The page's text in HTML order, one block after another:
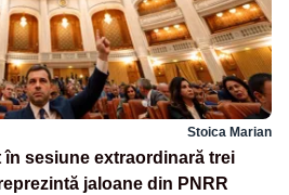
Stoica Marian
în sesiune extraordinară trei
jaloane din PNRR